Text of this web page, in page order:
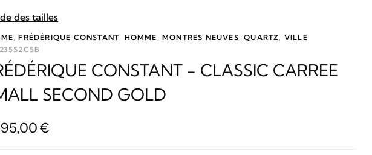
des tailles
,FRÉDÉRIQUE CONSTANT HOMME ,MONTRES NEUVES ,QUARTZ
VILLE
CONSTANT - CLASSIC CARREE
SECOND GOLD
€